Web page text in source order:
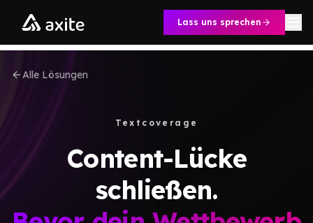
Lass uns sprechen
Alle Lösungen
Textcoverage
Content-Lücke
schließen.